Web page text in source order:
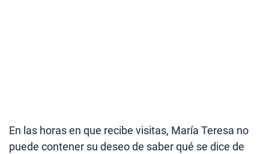
En las horas en que recibe visitas, María Teresa no
puede contener su deseo de saber qué se dice de